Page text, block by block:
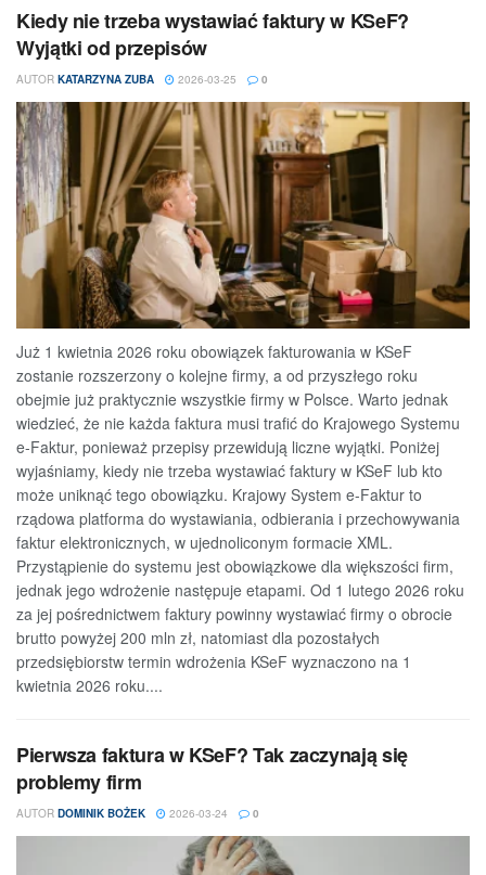
Kiedy nie trzeba wystawiać faktury w KSeF?
Wyjątki od przepisów
AUTOR KATARZYNA ZUBA 2026-03-25 0
Już 1 kwietnia 2026 roku obowiązek fakturowania w KSeF
zostanie rozszerzony o kolejne firmy, a od przyszłego roku
obejmie już praktycznie wszystkie firmy w Polsce. Warto jednak
wiedzieć, że nie każda faktura musi trafić do Krajowego Systemu
e-Faktur, ponieważ przepisy przewidują liczne wyjątki. Poniżej
wyjaśniamy, kiedy nie trzeba wystawiać faktury w KSeF lub kto
może uniknąć tego obowiązku. Krajowy System e-Faktur to
rządowa platforma do wystawiania, odbierania i przechowywania
faktur elektronicznych, w ujednoliconym formacie XML.
Przystąpienie do systemu jest obowiązkowe dla większości firm,
jednak jego wdrożenie następuje etapami. Od 1 lutego 2026 roku
za jej pośrednictwem faktury powinny wystawiać firmy o obrocie
brutto powyżej 200 mln zł, natomiast dla pozostałych
przedsiębiorstw termin wdrożenia KSeF wyznaczono na 1
kwietnia 2026 roku....
Pierwsza faktura w KSeF? Tak zaczynają się
problemy firm
AUTOR DOMINIK BOŻEK 2026-03-24 0